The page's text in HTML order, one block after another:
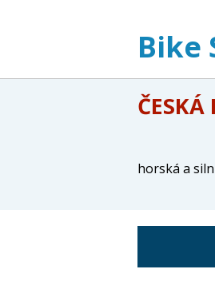
Bike
ČESKÁ
horská a